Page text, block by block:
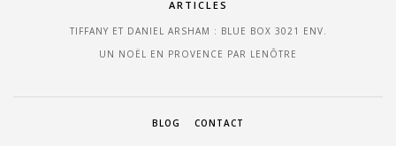
ARTICLES
TIFFANY ET DANIEL ARSHAM : BLUE BOX 3021 ENV.
UN NOËL EN PROVENCE PAR LENÔTRE
BLOG CONTACT